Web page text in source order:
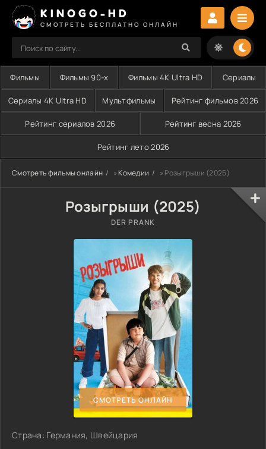
KINOGO-HD
СМОТРЕТЬ БЕСПЛАТНО ОНЛАЙН
Фильмы Фильмы 90-х Фильмы 4K Ultra HD Сериалы
Сериалы 4K Ultra HD Мультфильмы Рейтинг фильмов 2026
Рейтинг сериалов 2026 Рейтинг весна 2026
Рейтинг лето 2026
Смотреть фильмы онлайн »Комедии » Розыгрыши (2025)
Розыгрыши (2025)
DER PRANK
СМОТРЕТЬ ОНЛАЙН
Страна: Германия, Швейцария